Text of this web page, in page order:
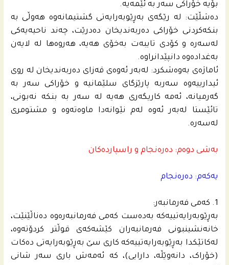
بۆیە خۆراکی سەر بە ئێمه‌یه‌.
دەشڵێت: لە رێگەی بەڕێوبەرایەتی گشتیمانەوە هەوڵی بە
بنکەکردنی خۆراکی دەربەندیخان دەدرێت، چەند ناحیەیەکی
لەسەرە و کۆدی تایبەت بەخۆی هەیە، هەروەها لە لایەن
بەغدادەوە دانپێدانراوە.
ئاماژەی بەوەشکرد: لەبەر ئەوەی قەزای دەربەندیخان لە روی
ئیدارییەوە سەربە پارێزگای سلێمانیە و خۆراکی سەر بە
گەرمیانە، ئەمە کاریگەری هەیە لە سەر بە بنکە نەبونی،
تائێستا لەبەر ئەوە لەم نێوانەدا ماوەتەوە و مشتومری
لەسەرە.
به‌شى دوه‌م: ده‌ره‌نجام و راسپارده‌كان
یه‌كه‌م: ده‌ره‌نجام
1. که‌می فه‌رمانبه‌ر:
به‌ڕێوبه‌رایه‌تییه‌که‌ به‌ده‌ست که‌می فه‌رمانبه‌ره‌وه‌ ده‌ناڵێنێت،
خانه‌نشینبونی فه‌رمانبه‌ران کێشه‌که‌ی قوڵتر کردۆته‌وه‌،
له‌كاتێكدا به‌ڕێوبه‌رایه‌تییه‌كه‌ کاری سێ به‌ڕێوبه‌رایه‌تی ده‌کات
(خۆراک، دانه‌وێڵه‌، دارایی)، که‌ ئه‌مه‌ش باری سه‌ر شانی